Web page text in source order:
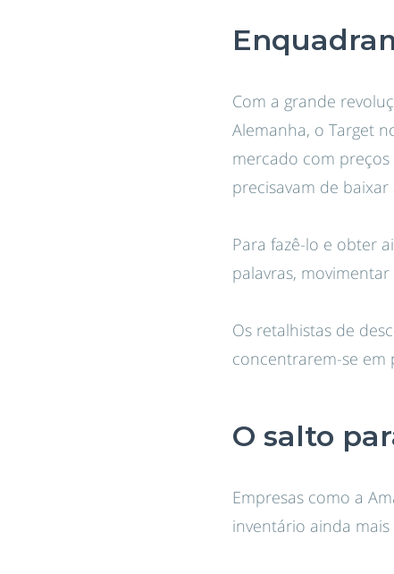
Com a grande
Alemanha, o Target
mercado com
precisavam de
Para fazê-lo e obter
palavras,
Os retalhistas de
concentrarem-se em
O salto
Empresas como a
inventário ainda